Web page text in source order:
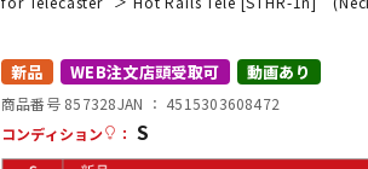
ウクレレ ドラム
新品 WEB注文店頭受取可 動画あり
商品番号 857328JAN ： 4515303608472
コンディション
： S